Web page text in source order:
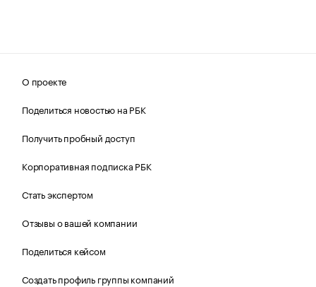
О проекте
Поделиться новостью на РБК
Получить пробный доступ
Корпоративная подписка РБК
Стать экспертом
Отзывы о вашей компании
Поделиться кейсом
Создать профиль группы компаний